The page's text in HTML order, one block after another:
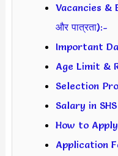
Vacancies &
और पात्रता):-
Important
Age Limit &
Selection
Salary in SHS
How to
Application